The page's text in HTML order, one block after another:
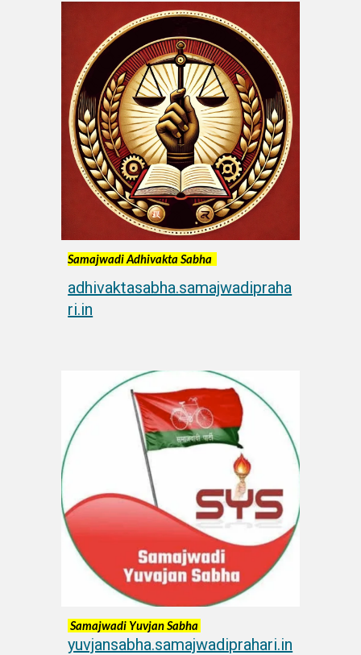
Samajwadi Adhivakta Sabha
adhivaktasabha.samajwadipraha
ri.in
Samajwadi YuvjanSabha
yuvjansabha.samajwadiprahari.in